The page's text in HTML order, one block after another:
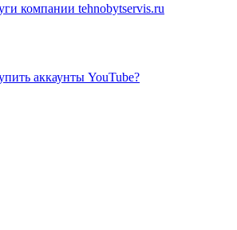
компании tehnobytservis.ru
аккаунты YouTube?